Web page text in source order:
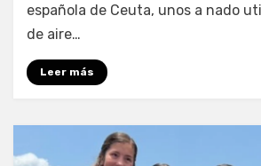
española de Ceuta, unos a nado
de aire…
Leer más